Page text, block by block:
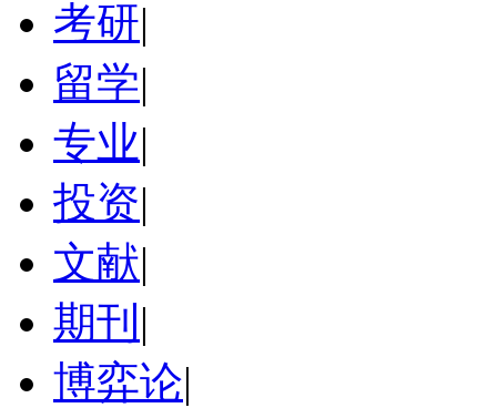
考研|
留学|
专业|
投资|
文献|
期刊 |
博弈论|